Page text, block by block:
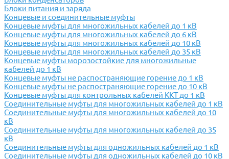
Блоки питания и заряда
Концевые и соединительные муфты
Концевые муфты для многожильных кабелей до 1 кВ
Концевые муфты для многожильных кабелей до 6 кВ
Концевые муфты для многожильных кабелей до 10 кВ
Концевые муфты для многожильных кабелей до 35 кВ
Концевые муфты морозостойкие для многожильные
кабелей до 1 кВ
Концевые муфты не распостраняющие горение до 1 кВ
Концевые муфты не распостраняющие горение до 10 кВ
Концевые муфты для контрольных кабелей ККТ до 1 кВ
Соединительные муфты для многожильных кабелей до 1 кВ
Соединительные муфты для многожильных кабелей до 10
кВ
Соединительные муфты для многожильных кабелей до 35
кВ
Соединительные муфты для одножильных кабелей до 1 кВ
Соединительные муфты для одножильных кабелей до 10 кВ